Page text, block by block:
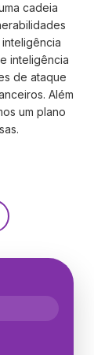
cadeia
inteligência
de ataque
Além
um plano